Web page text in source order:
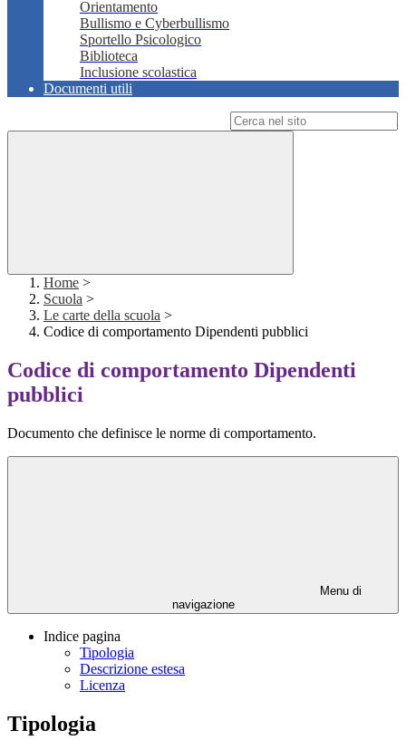
Orientamento
Bullismo e Cyberbullismo
Sportello Psicologico
Biblioteca
Inclusione scolastica
Documenti utili
Home >
Scuola >
Le carte della scuola >
Codice di comportamento Dipendenti pubblici
Codice di comportamento Dipendenti
pubblici
Documento che definisce le norme di comportamento.
Menu di
navigazione
Indice pagina
Tipologia
Descrizione estesa
Licenza
Tipologia